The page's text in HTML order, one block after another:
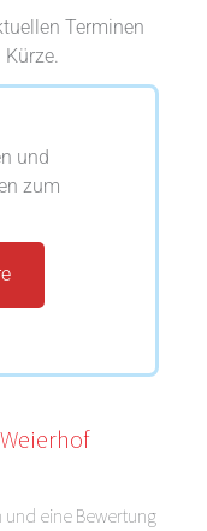
Terminen
und
zum
eine Bewertung